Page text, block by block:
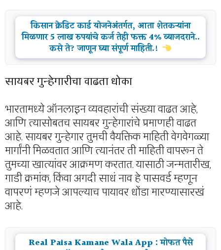
किसान क्रेडिट कार्ड योजनेअंतर्गत, आता शेतकऱ्यांना
मिळणार 5 लाख रुपयांचे कर्ज तेही फक्त 4% व्याजदराने..
कसे ते? जाणून घ्या संपूर्ण माहिती.!
सायबर गुन्हेगारीचा वाढता धोका
भारतामध्ये ऑनलाइन व्यवहारांची संख्या वाढत आहे,
आणि त्यासोबतच सायबर गुन्हेगारांचे प्रमाणही वाढत
आहे. सायबर गुन्हेगार तुमची वैयक्तिक माहिती वेगवेगळ्या
मार्गांनी मिळवतात आणि त्यानंतर ती माहिती वापरून ते
तुमच्या खात्यांवर आक्रमण करतात. यासाठी जन्मतारीख,
गाडी क्रमांक, किंवा अगदी साधं नाव हे पासवर्ड म्हणून
वापरणं म्हणजे आपल्याच पायावर धोंडा मारण्यासारखं
आहे.
Real Paisa Kamane Wala App : मोफत पैसे